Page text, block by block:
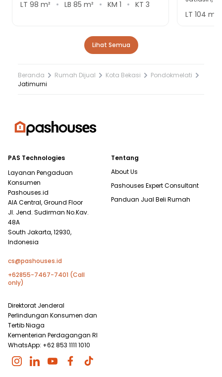
LT 98 m² LB 85 m² KM 1 KT 3
LT 104 m²
Lihat Semua
Beranda Rumah Dijual Kota Bekasi
Pondokmelati
Jatimurni
PAS Technologies
Layanan Pengaduan
Konsumen
Pashouses.id
AIA Central, Ground Floor
Jl. Jend. Sudirman No.Kav.
48A
South Jakarta, 12930,
Indonesia
cs@pashouses.id
+62855-7467-7401 (Call
only)
Direktorat Jenderal
Perlindungan Konsumen dan
Tertib Niaga
Kementerian Perdagangan RI
WhatsApp: +62 853 1111 1010
Tentang
About Us
Pashouses Expert Consultant
Panduan Jual Beli Rumah